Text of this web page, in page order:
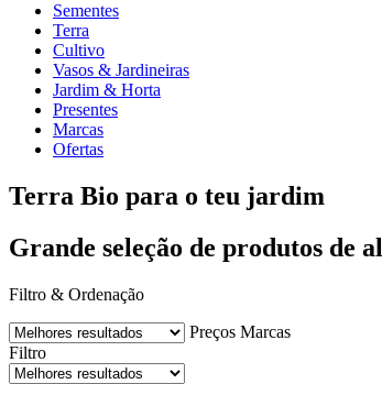
Sementes
Terra
Cultivo
Vasos & Jardineiras
Jardim & Horta
Presentes
Marcas
Ofertas
Terra Bio para o teu jardim
Grande seleção de produtos de
Filtro & Ordenação
Preços Marcas
Filtro